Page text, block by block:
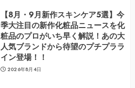
【8月・9月新作スキンケア5選】今
季大注目の新作化粧品ニュースを化
粧品のプロがいち早く解説！あの大
人気ブランドから待望のプチプララ
イン登場！！
2026年8月4日